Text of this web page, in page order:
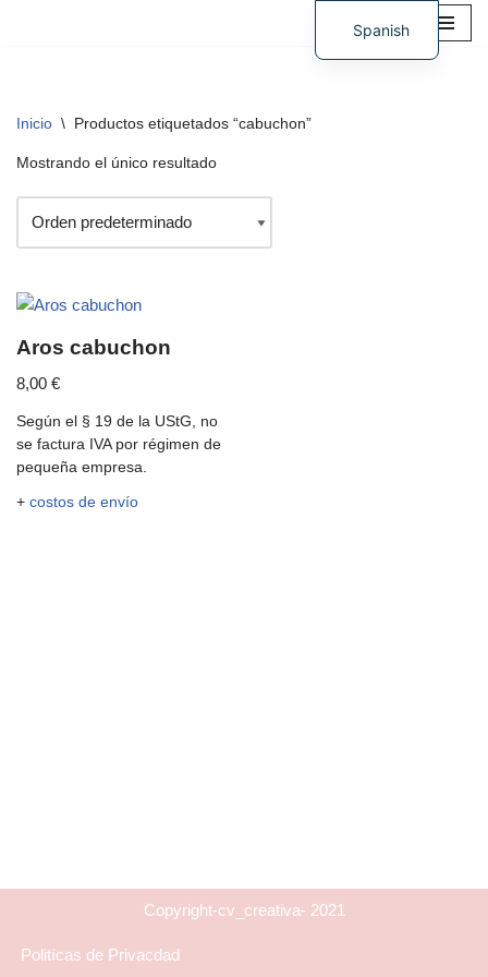
Inicio \ Productos etiquetados “cabuchon”
Mostrando el único resultado
Aros cabuchon
8,00 €
Según el § 19 de la UStG, no
se factura IVA por régimen de
pequeña empresa.
+ costos de envío
Copyright-cv_creativa- 2021
Politícas de Privacdad
Spanish
German